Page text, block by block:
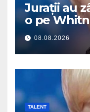
Jurații au
o pe
a început
08.08.2026
TALENT